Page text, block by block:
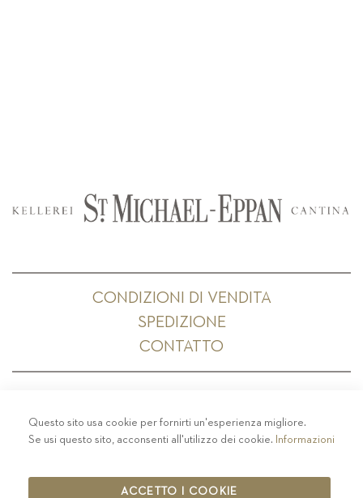
CONDIZIONI DI VENDITA
SPEDIZIONE
CONTATTO
PRIVACY-COLOPHON - COOKIE POLICY
CODICE ETICO
IT00126670215
Questo sito usa cookie per fornirti un'esperienza migliore.
Se usi questo sito, acconsenti all'utilizzo dei cookie. Informazioni
ACCETTO I COOKIE